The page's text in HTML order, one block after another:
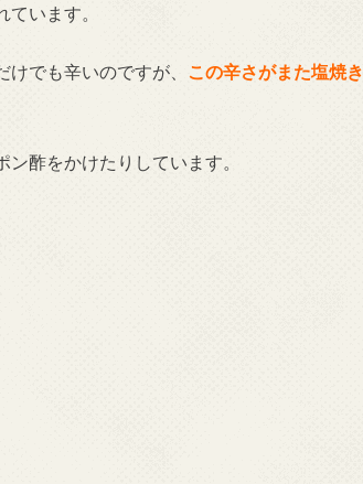
います。
けでも辛いのですが、
この辛さがまた塩焼き
酢をかけたりしています。